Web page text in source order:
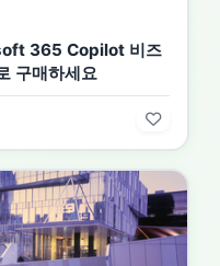
365 Copilot 비즈
구매하세요